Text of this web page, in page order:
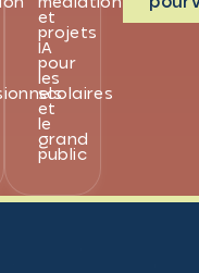
et
projets
IA
pour
les
scolaires
et
le
grand
public